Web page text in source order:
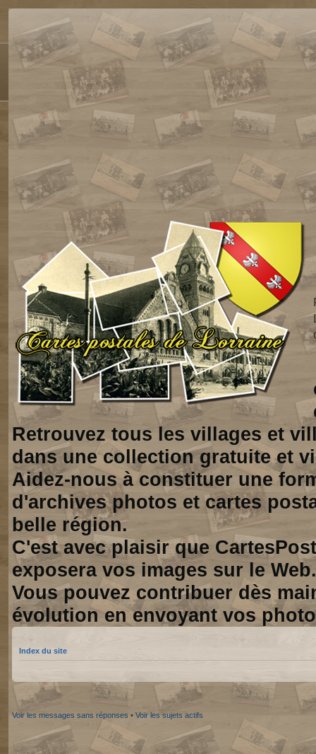
Retrouvez tous les villages et
dans une collection gratuite et
Aidez-nous à constituer une
d'archives photos et cartes
belle région.
C'est avec plaisir que
exposera vos images sur le Web.
Vous pouvez contribuer dès
évolution en envoyant vos
Index du site
Voir les messages sans réponses • Voir les sujets actifs